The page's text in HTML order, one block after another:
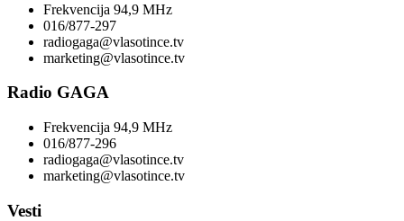
Frekvencija 94,9 MHz
016/877-297
radiogaga@vlasotince.tv
marketing@vlasotince.tv
Radio GAGA
Frekvencija 94,9 MHz
016/877-296
radiogaga@vlasotince.tv
marketing@vlasotince.tv
Vesti